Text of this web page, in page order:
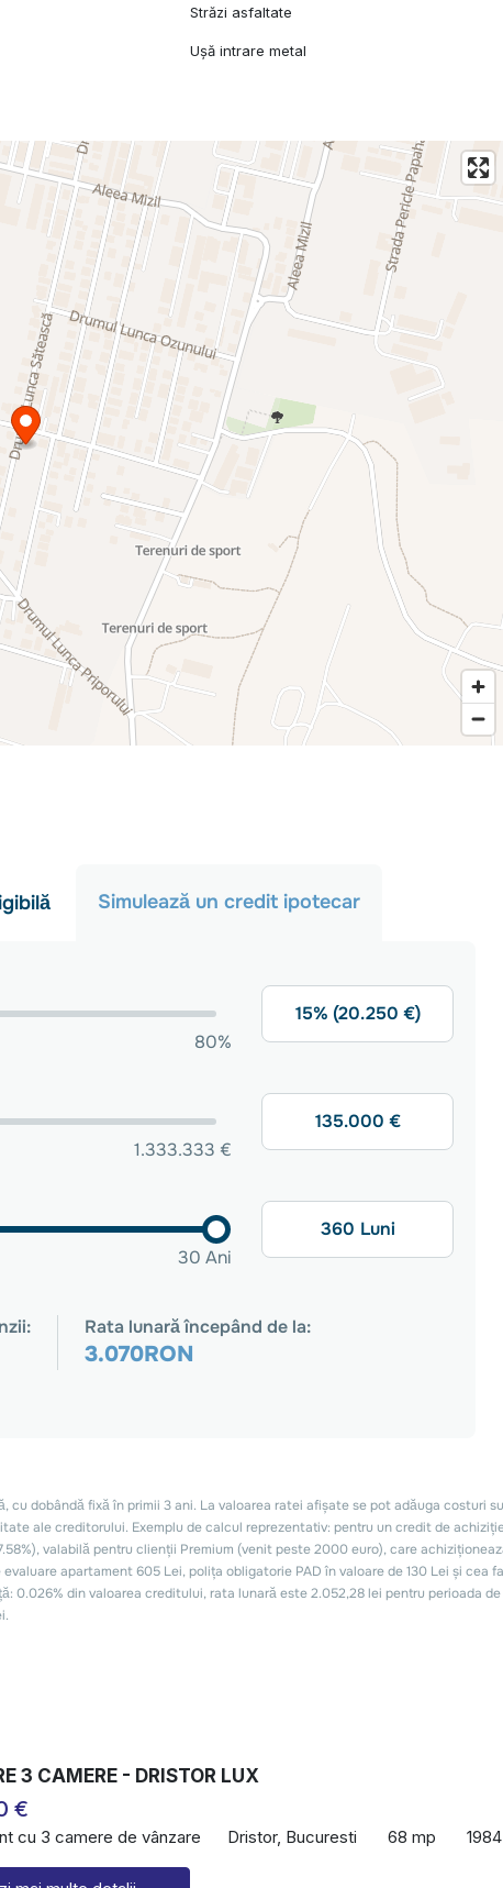
Străzi asfaltate
Ușă intrare metal
3 CAMERE - DRISTOR LUX
€
cu 3 camere de vânzare Dristor, Bucuresti 68 mp 1984